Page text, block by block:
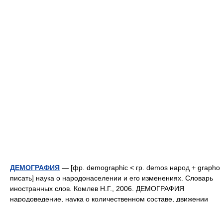
ДЕМОГРАФИЯ — [фр. demographic < гр. demos народ + grapho
писать] наука о народонаселении и его изменениях. Словарь
иностранных слов. Комлев Н.Г., 2006. ДЕМОГРАФИЯ
народоведение, наука о количественном составе, движении